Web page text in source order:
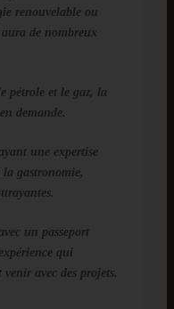
renouvelable ou
de nombreux
pétrole et le gaz, la
demande.
une expertise
gastronomie,
un passeport
qui
avec des projets.